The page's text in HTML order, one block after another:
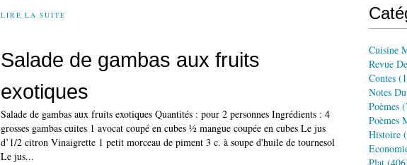
LIRE LA SUITE
Salade de gambas aux fruits
exotiques
Salade de gambas aux fruits exotiques Quantités : pour 2 personnes Ingrédients : 4
grosses gambas cuites 1 avocat coupé en cubes ½ mangue coupée en cubes Le jus
d’1/2 citron Vinaigrette 1 petit morceau de piment 3 c. à soupe d'huile de tournesol
Le jus...
Cuisine
Revue
Contes
Notes Du
Poèmes
Poèmes
Histoire